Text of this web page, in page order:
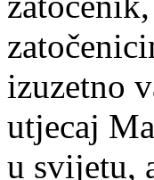
izuzetno
utjecaj
u svijetu,